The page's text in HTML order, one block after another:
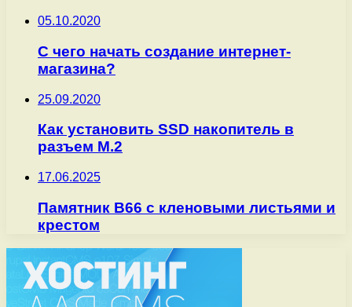
05.10.2020
С чего начать создание интернет-
магазина?
25.09.2020
Как установить SSD накопитель в
разъем M.2
17.06.2025
Памятник В66 с кленовыми листьями и
крестом